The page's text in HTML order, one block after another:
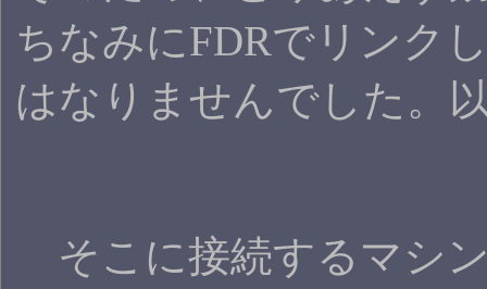
ちなみにFDRでリンク
はなりませんでした。
そこに接続するマシ